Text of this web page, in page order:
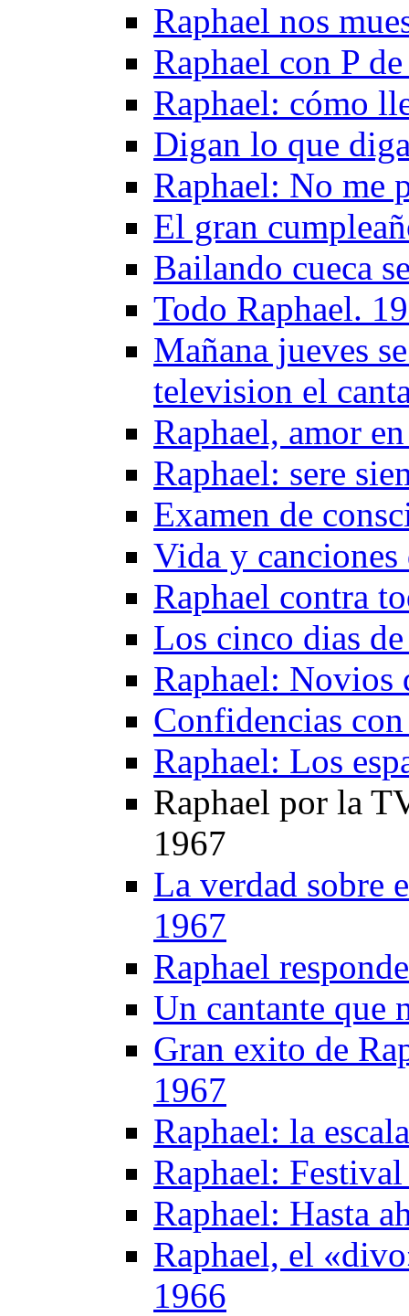
Raphael nos
Raphael con P
Raphael: cómo
Digan lo que
Raphael: No me
El gran
Bailando cueca
Todo Raphael.
Mañana jueves
television el
Raphael, amor
Raphael: sere
Examen de
Vida y canciones
Raphael contra
Los cinco dias
Raphael: Novios
Confidencias
Raphael: Los
Raphael por la
1967
La verdad sobre
1967
Raphael
Un cantante que
Gran exito de
1967
Raphael: la
Raphael:
Raphael: Hasta
Raphael, el
1966